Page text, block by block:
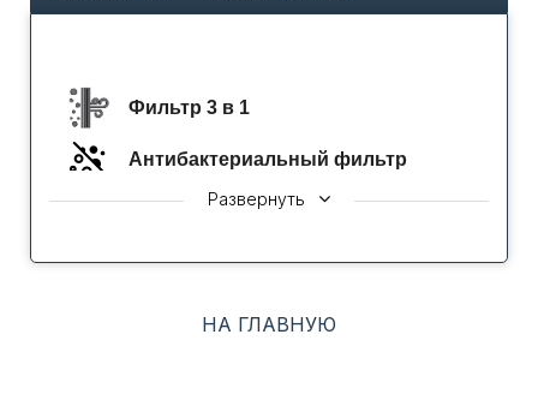
Фильтр 3 в 1
Антибактериальный фильтр
Авторестарт
КЛАСС ЭНЕРГОЭФФЕКТИВНОСТИ "A"
Развернуть
НА ГЛАВНУЮ